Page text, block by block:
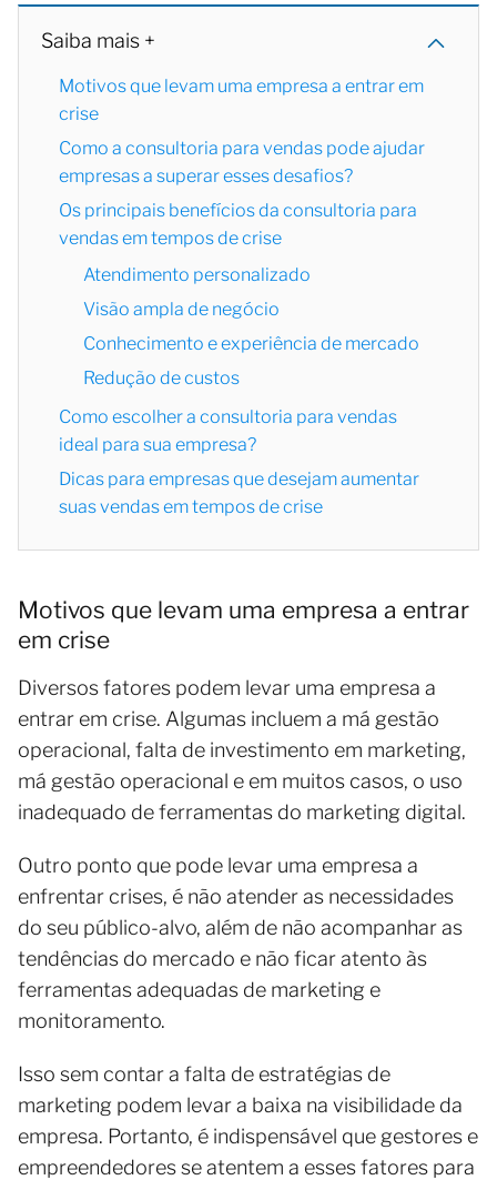
Saiba mais +
Motivos que levam uma empresa a entrar em
crise
Como a consultoria para vendas pode ajudar
empresas a superar esses desafios?
Os principais benefícios da consultoria para
vendas em tempos de crise
Atendimento personalizado
Visão ampla de negócio
Conhecimento e experiência de mercado
Redução de custos
Como escolher a consultoria para vendas
ideal para sua empresa?
Dicas para empresas que desejam aumentar
suas vendas em tempos de crise
Motivos que levam uma empresa a entrar
em crise
Diversos fatores podem levar uma empresa a
entrar em crise. Algumas incluem a má gestão
operacional, falta de investimento em marketing,
má gestão operacional e em muitos casos, o uso
inadequado de ferramentas do marketing digital.
Outro ponto que pode levar uma empresa a
enfrentar crises, é não atender as necessidades
do seu público-alvo, além de não acompanhar as
tendências do mercado e não ficar atento às
ferramentas adequadas de marketing e
monitoramento.
Isso sem contar a falta de estratégias de
marketing podem levar a baixa na visibilidade da
empresa. Portanto, é indispensável que gestores e
empreendedores se atentem a esses fatores para